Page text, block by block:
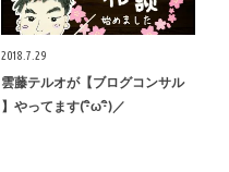
2018.7.29
雲藤テルオが【ブログコンサル
】やってます(･ิω･ิ)／